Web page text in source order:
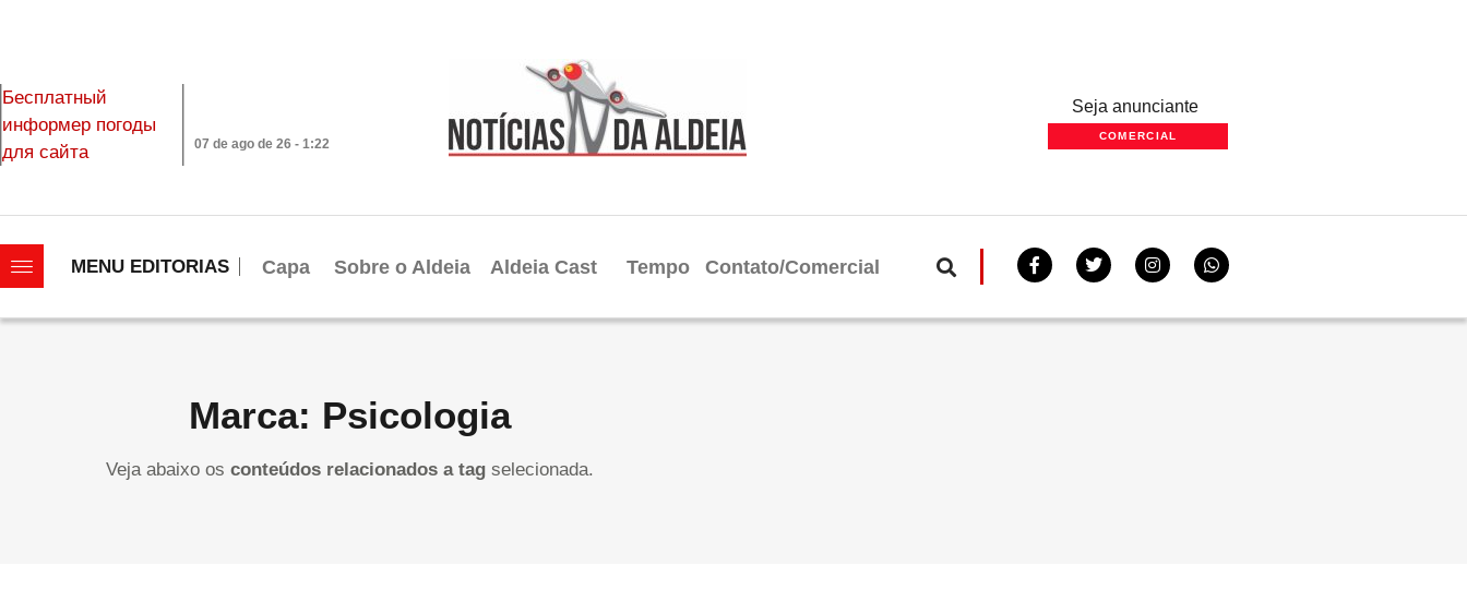
Бесплатный
информер погоды
для сайта
07 de ago de 26 - 1:22
Seja anunciante
COMERCIAL
MENU EDITORIAS Capa Sobre o Aldeia Aldeia Cast Tempo Contato/Comercial
Marca: Psicologia
Veja abaixo os conteúdos relacionados a tagselecionada.